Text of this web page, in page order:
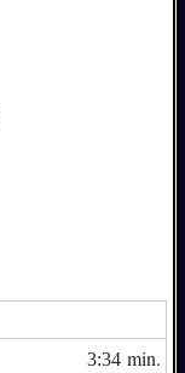
3:34min.